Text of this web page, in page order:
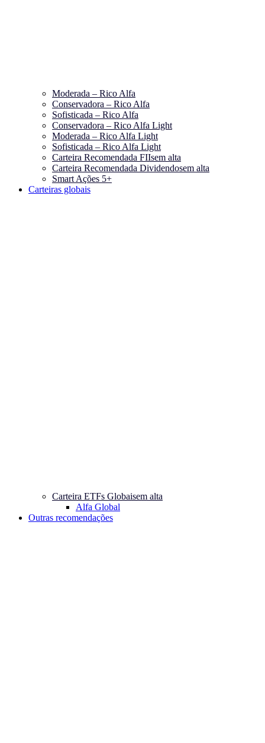
Moderada – Rico Alfa
Conservadora – Rico Alfa
Sofisticada – Rico Alfa
Conservadora – Rico Alfa Light
Moderada – Rico Alfa Light
Sofisticada – Rico Alfa Light
Carteira Recomendada FIIsem alta
Carteira Recomendada Dividendosem alta
Smart Ações 5+
Carteiras globais
Carteira ETFs Globaisem alta
Alfa Global
Outras recomendações